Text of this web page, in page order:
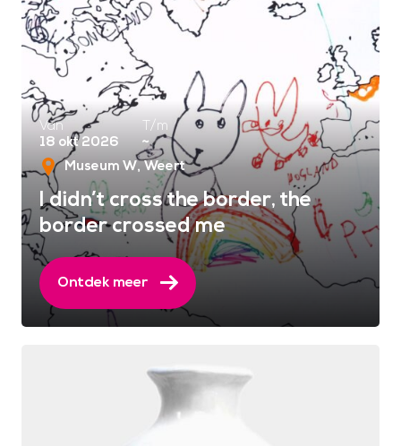
Van
18 okt 2026
T/m
~
Museum W Weert
I didn’t cross the border, the
border crossed me
Ontdek meer